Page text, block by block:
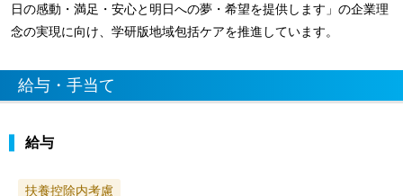
日の感動・満足・安心と明日への夢・希望を提供します」の企業理
念の実現に向け、学研版地域包括ケアを推進しています。
給与・手当て
給与
扶養控除内考慮